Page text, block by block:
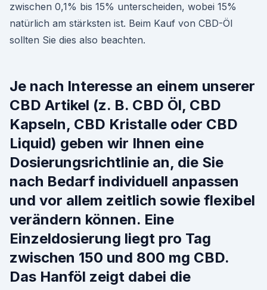
zwischen 0,1% bis 15% unterscheiden, wobei 15%
natürlich am stärksten ist. Beim Kauf von CBD-Öl
sollten Sie dies also beachten.
Je nach Interesse an einem unserer
CBD Artikel (z. B. CBD Öl, CBD
Kapseln, CBD Kristalle oder CBD
Liquid) geben wir Ihnen eine
Dosierungsrichtlinie an, die Sie
nach Bedarf individuell anpassen
und vor allem zeitlich sowie flexibel
verändern können. Eine
Einzeldosierung liegt pro Tag
zwischen 150 und 800 mg CBD.
Das Hanföl zeigt dabei die